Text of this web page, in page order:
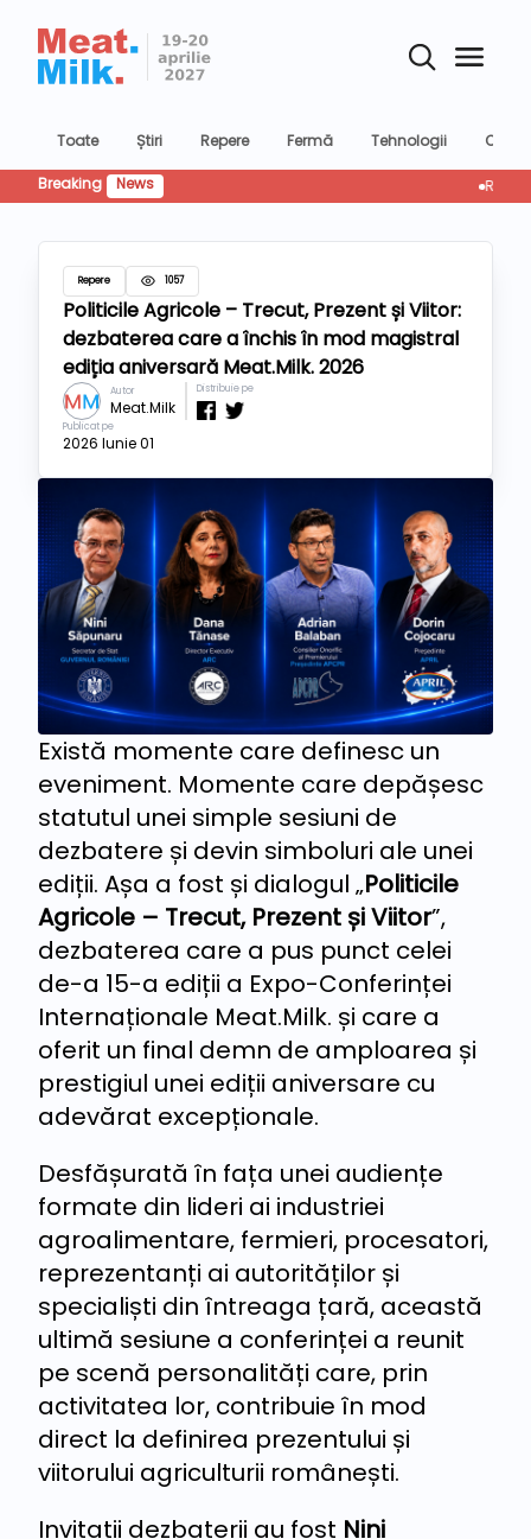
Toate Știri Repere Fermă Tehnologii
Breaking News Retailul
Repere 1057
Politicile Agricole – Trecut, Prezent și Viitor:
dezbaterea care a închis în mod magistral
ediția aniversară Meat.Milk. 2026
Autor
Meat.Milk
Distribuie pe
Publicat pe
2026 Iunie 01
Există momente care definesc un
eveniment. Momente care depășesc
statutul unei simple sesiuni de
dezbatere și devin simboluri ale unei
ediții. Așa a fost și dialogul „Politicile
Agricole – Trecut, Prezent și Viitor”,
dezbaterea care a pus punct celei
de-a 15-a ediții a Expo-Conferinței
Internaționale Meat.Milk. și care a
oferit un final demn de amploarea și
prestigiul unei ediții aniversare cu
adevărat excepționale.
Desfășurată în fața unei audiențe
formate din lideri ai industriei
agroalimentare, fermieri, procesatori,
reprezentanți ai autorităților și
specialiști din întreaga țară, această
ultimă sesiune a conferinței a reunit
pe scenă personalități care, prin
activitatea lor, contribuie în mod
direct la definirea prezentului și
viitorului agriculturii românești.
Invitații dezbaterii au fost Nini